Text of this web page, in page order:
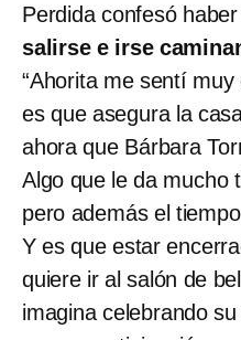
Perdida confesó
salirse e irse
“Ahorita me sentí
es que asegura la
ahora que Bárbara
Algo que le da mucho
pero además el
Y es que estar
quiere ir al salón de
imagina celebrando